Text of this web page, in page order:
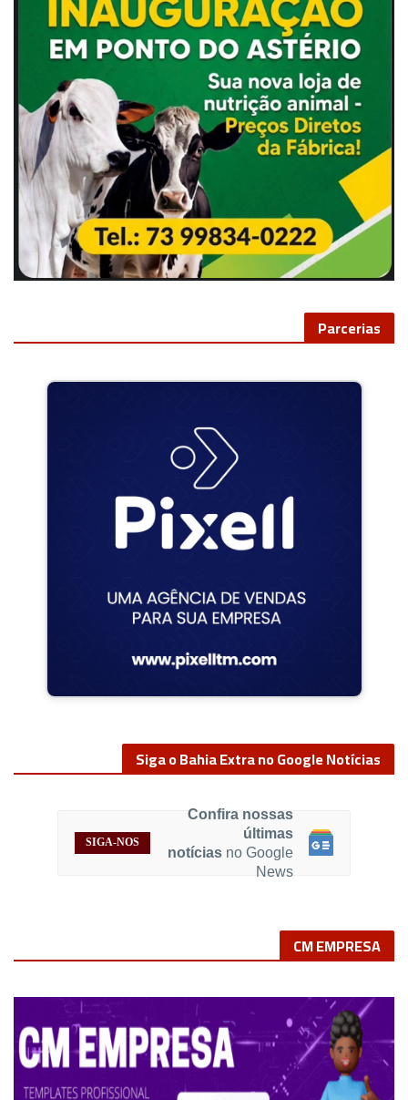
Parcerias
Siga o Bahia Extra no Google Notícias
últimas
no Google
News
CM EMPRESA